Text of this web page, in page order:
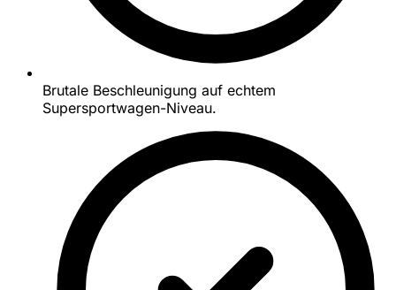
Brutale Beschleunigung auf echtem
Supersportwagen-Niveau.